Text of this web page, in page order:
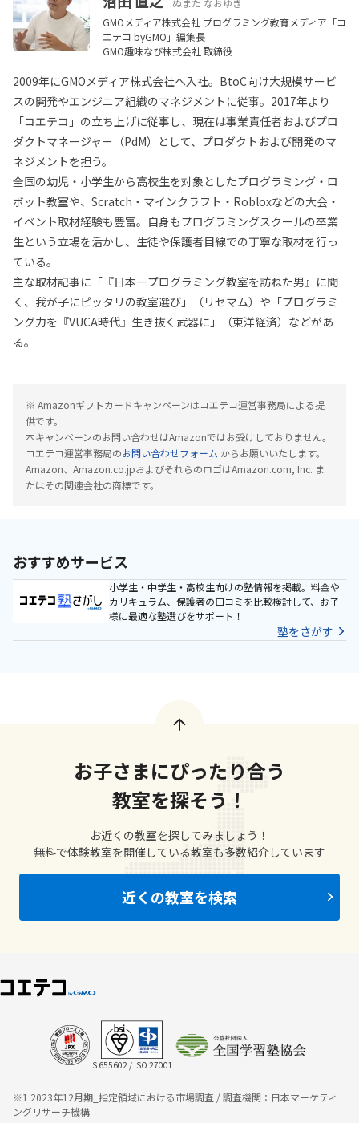
ぬまた なおゆき
GMOメディア株式会社 プログラミング教育メディア「コ
エテコ byGMO」編集長
GMO趣味なび株式会社 取締役
2009年にGMOメディア株式会社へ入社。BtoC向け大規模サービ
スの開発やエンジニア組織のマネジメントに従事。2017年より
「コエテコ」の立ち上げに従事し、現在は事業責任者およびプロ
ダクトマネージャー（PdM）として、プロダクトおよび開発のマ
ネジメントを担う。
全国の幼児・小学生から高校生を対象としたプログラミング・ロ
ボット教室や、Scratch・マインクラフト・Robloxなどの大会・
イベント取材経験も豊富。自身もプログラミングスクールの卒業
生という立場を活かし、生徒や保護者目線での丁寧な取材を行っ
ている。
主な取材記事に「『日本一プログラミング教室を訪ねた男』に聞
く、我が子にピッタリの教室選び」（リセマム）や「プログラミ
ング力を『VUCA時代』生き抜く武器に」（東洋経済）などがあ
る。
※ Amazonギフトカードキャンペーンはコエテコ運営事務局による提
供です。
本キャンペーンのお問い合わせはAmazonではお受けしておりません。
コエテコ運営事務局のお問い合わせフォーム からお願いいたします。
Amazon、Amazon.co.jpおよびそれらのロゴはAmazon.com, Inc. ま
たはその関連会社の商標です。
おすすめサービス
小学生・中学生・高校生向けの塾情報を掲載。料金や
カリキュラム、保護者の口コミを比較検討して、お子
様に最適な塾選びをサポート！
塾をさがす
お子さまにぴったり合う
教室を探そう！
お近くの教室を探してみましょう！
無料で体験教室を開催している教室も多数紹介しています
近くの教室を検索
IS 655602 / ISO 27001
※1 2023年12月期_指定領域における市場調査 / 調査機関：日本マーケティ
ングリサーチ機構